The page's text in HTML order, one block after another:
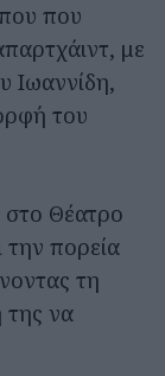
που
με
Ιωαννίδη,
του
Θέατρο
πορεία
τη
της να